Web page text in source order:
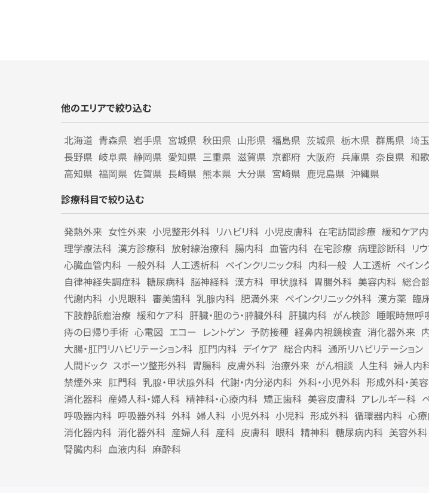
他のエリアで絞り込む
北海道 青森県 岩手県 宮城県 秋田県 山形県 福島県 茨城県 栃木県 群馬県 埼
長野県 岐阜県 静岡県 愛知県 三重県 滋賀県 京都府 大阪府 兵庫県 奈良県 和
高知県 福岡県 佐賀県 長崎県 熊本県 大分県 宮崎県 鹿児島県 沖縄県
診療科目で絞り込む
発熱外来 女性外来 小児整形外科 リハビリ科 小児皮膚科 在宅訪問診療 緩和ケア
理学療法科 漢方診療科 放射線治療科 腸内科 血管内科 在宅診療 病理診断科 リ
心臓血管内科 一般外科 人工透析科 ペインクリニック科 内科一般 人工透析 ペイン
自律神経失調症科 糖尿病科 脳神経科 漢方科 甲状腺科 胃腸外科 美容内科 総合
代謝内科 小児眼科 審美歯科 乳腺内科 肥満外来 ペインクリニック外科 漢方薬 臨
下肢静脈瘤治療 緩和ケア科 肝臓・胆のう・膵臓外科 肝臓内科 がん検診 睡眠時無呼
痔の日帰り手術 心電図 エコー レントゲン 予防接種 経鼻内視鏡検査 消化器外来
大腸・肛門リハビリテーション科 肛門内科 デイケア 総合内科 通所リハビリテーション
人間ドック スポーツ整形外科 胃腸科 皮膚外科 治療外来 がん相談 人生科 婦人内
禁煙外来 肛門科 乳腺・甲状腺外科 代謝・内分泌内科 外科・小児外科 形成外科・美
消化器科 産婦人科・婦人科 精神科・心療内科 矯正歯科 美容皮膚科 アレルギー科
呼吸器内科 呼吸器外科 外科 婦人科 小児外科 小児科 形成外科 循環器内科 心
消化器内科 消化器外科 産婦人科 産科 皮膚科 眼科 精神科 糖尿病内科 美容外科
腎臓内科 血液内科 麻酔科